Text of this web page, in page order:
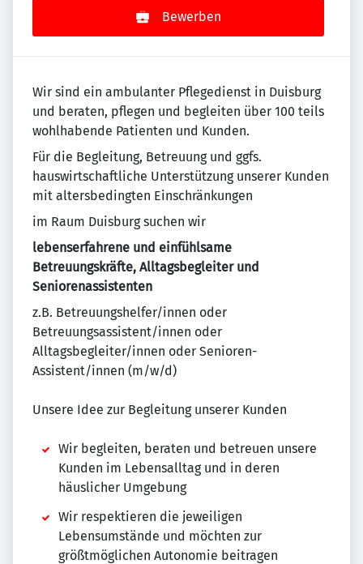
Bewerben
Wir sind ein ambulanter Pflegedienst in Duisburg
und beraten, pflegen und begleiten über 100 teils
wohlhabende Patienten und Kunden.
Für die Begleitung, Betreuung und ggfs.
hauswirtschaftliche Unterstützung unserer Kunden
mit altersbedingten Einschränkungen
im Raum Duisburg suchen wir
lebenserfahrene und einfühlsame
Betreuungskräfte, Alltagsbegleiter und
Seniorenassistenten
z.B. Betreuungshelfer/innen oder
Betreuungsassistent/innen oder
Alltagsbegleiter/innen oder Senioren-
Assistent/innen (m/w/d)
Unsere Idee zur Begleitung unserer Kunden
Wir begleiten, beraten und betreuen unsere
Kunden im Lebensalltag und in deren
häuslicher Umgebung
Wir respektieren die jeweiligen
Lebensumstände und möchten zur
größtmöglichen Autonomie beitragen